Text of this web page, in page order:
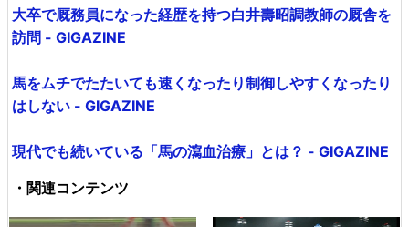
大卒で厩務員になった経歴を持つ白井壽昭調教師の厩舎を
訪問 - GIGAZINE
馬をムチでたたいても速くなったり制御しやすくなったり
はしない - GIGAZINE
現代でも続いている「馬の瀉血治療」とは？ - GIGAZINE
・関連コンテンツ